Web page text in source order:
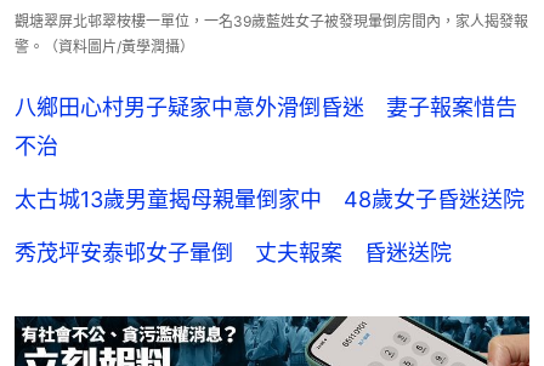
觀塘翠屏北邨翠桉樓一單位，一名39歲藍姓女子被發現暈倒房間內，家人揭發報
警。（資料圖片/黃學潤攝）
八鄉田心村男子疑家中意外滑倒昏迷 妻子報案惜告
不治
太古城13歲男童揭母親暈倒家中 48歲女子昏迷送院
秀茂坪安泰邨女子暈倒 丈夫報案 昏迷送院